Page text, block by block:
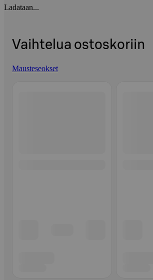
Ladataan...
Vaihtelua ostoskoriin
Mausteseokset